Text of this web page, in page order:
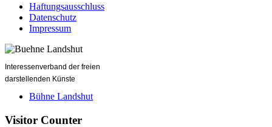
Haftungsausschluss
Datenschutz
Impressum
Interessenverband der freien
darstellenden Künste
Bühne Landshut
Visitor Counter